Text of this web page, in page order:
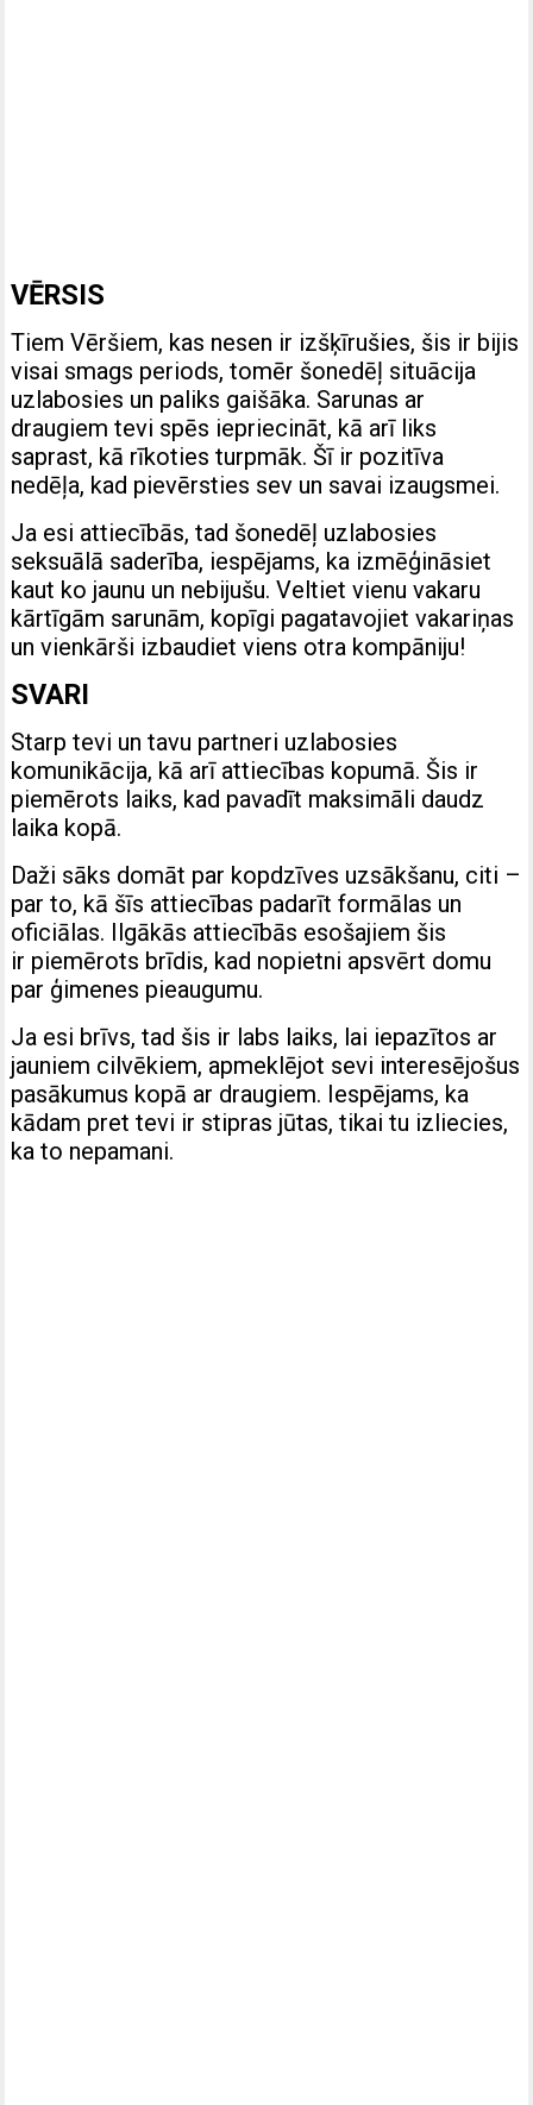
VĒRSIS
Tiem Vēršiem, kas nesen ir izšķīrušies, šis ir bijis
visai smags periods, tomēr šonedēļ situācija
uzlabosies un paliks gaišāka. Sarunas ar
draugiem tevi spēs iepriecināt, kā arī liks
saprast, kā rīkoties turpmāk. Šī ir pozitīva
nedēļa, kad pievērsties sev un savai izaugsmei.
Ja esi attiecībās, tad šonedēļ uzlabosies
seksuālā saderība, iespējams, ka izmēģināsiet
kaut ko jaunu un nebijušu. Veltiet vienu vakaru
kārtīgām sarunām, kopīgi pagatavojiet vakariņas
un vienkārši izbaudiet viens otra kompāniju!
SVARI
Starp tevi un tavu partneri uzlabosies
komunikācija, kā arī attiecības kopumā. Šis ir
piemērots laiks, kad pavadīt maksimāli daudz
laika kopā.
Daži sāks domāt par kopdzīves uzsākšanu, citi –
par to, kā šīs attiecības padarīt formālas un
oficiālas. Ilgākās attiecībās esošajiem šis
ir piemērots brīdis, kad nopietni apsvērt domu
par ģimenes pieaugumu.
Ja esi brīvs, tad šis ir labs laiks, lai iepazītos ar
jauniem cilvēkiem, apmeklējot sevi interesējošus
pasākumus kopā ar draugiem. Iespējams, ka
kādam pret tevi ir stipras jūtas, tikai tu izliecies,
ka to nepamani.